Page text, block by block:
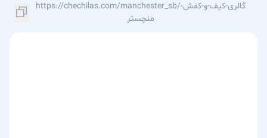
https://chechilas.com/manchester_sb/گالری-کیف-و-کفش-
منچستر